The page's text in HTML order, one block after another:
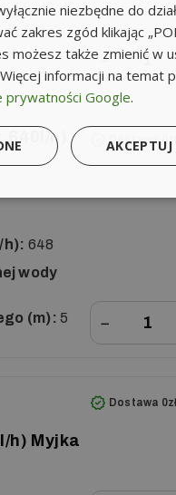
−
640l/h)
h): 648
wody
(m): 5
Dostawa
−
h) Myjka
Dostawa 0zł
niezbędne do
zakres zgód klikając
możesz także zmienić w
informacji na temat
prywatności Google.